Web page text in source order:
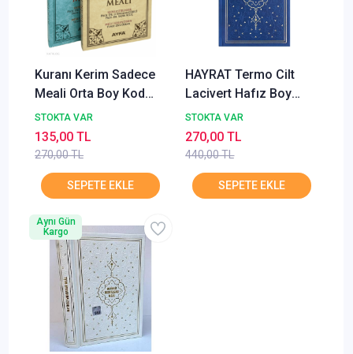
Kuranı Kerim Sadece
Meali Orta Boy Kod
110 Elmalılı
Muhammed Hamdi
Yazır
STOKTA VAR
270,00 TL
135,00 TL
HAYRAT Termo Cilt
Lacivert Hafız Boy
Metinsiz Muhtasar
SADECE Meal
STOKTA VAR
440,00 TL
270,00 TL
Aynı Gün
Kargo